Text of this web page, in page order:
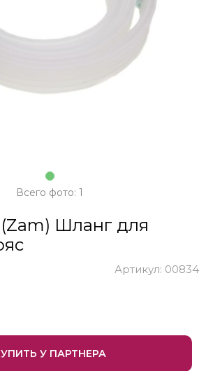
Всего фото: 1
Шланг для
Артикул: 00834
У ПАРТНЕРА